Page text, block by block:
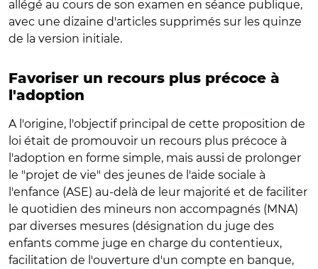
allégé au cours de son examen en séance publique,
avec une dizaine d'articles supprimés sur les quinze
de la version initiale.
Favoriser un recours plus précoce à
l'adoption
A l'origine, l'objectif principal de cette proposition de
loi était de promouvoir un recours plus précoce à
l'adoption en forme simple, mais aussi de prolonger
le "projet de vie" des jeunes de l'aide sociale à
l'enfance (ASE) au-delà de leur majorité et de faciliter
le quotidien des mineurs non accompagnés (MNA)
par diverses mesures (désignation du juge des
enfants comme juge en charge du contentieux,
facilitation de l'ouverture d'un compte en banque,